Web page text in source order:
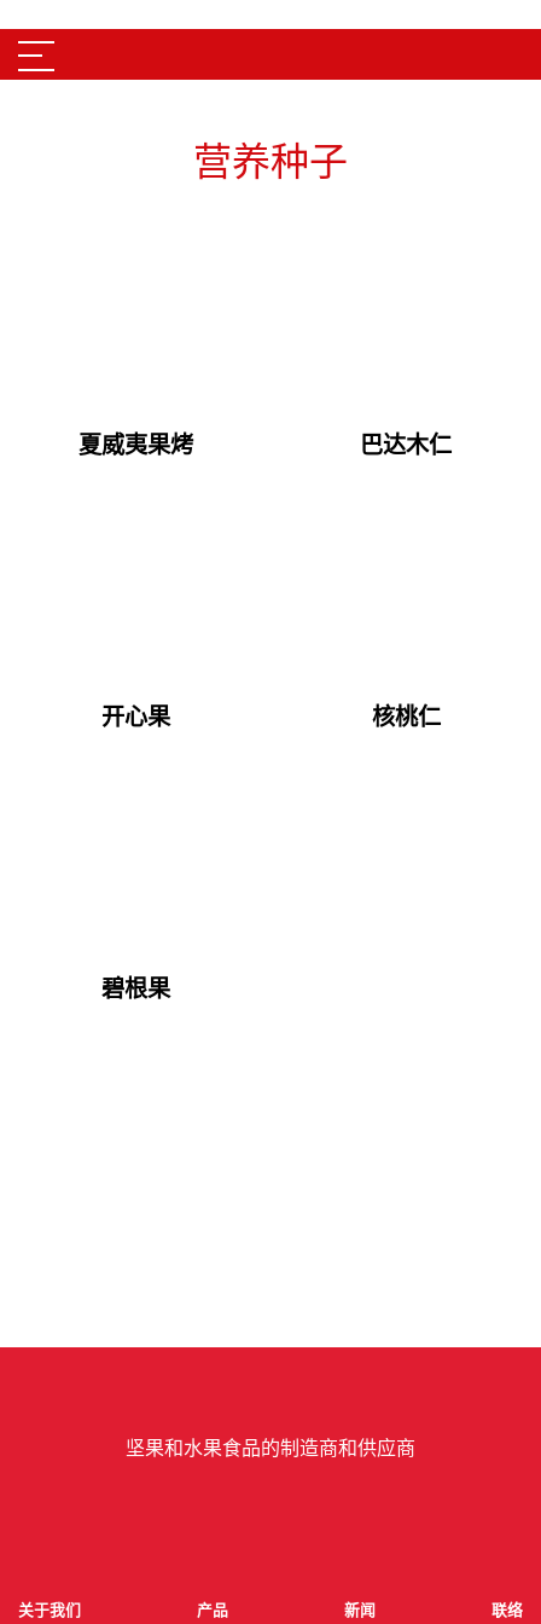
营养种子
夏威夷果烤 巴达木仁
开心果 核桃仁
碧根果
坚果和水果食品的制造商和供应商
关于我们 产品 新闻 联络